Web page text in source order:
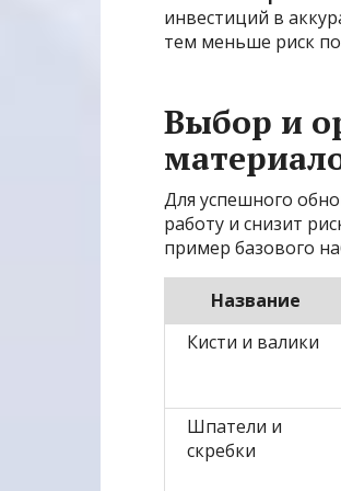
инвестиций в
тем меньше риск
Выбор и
Для успешного
работу и снизит
пример базового
Название
Кисти и валики
Шпатели и
скребки